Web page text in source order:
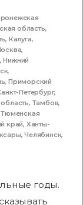
область,
, Калуга,
,
,Нижний
,
,Приморский
Петербург,
, Тамбов,
Тюменская
край, Ханты-
,Челябинск,
годы.